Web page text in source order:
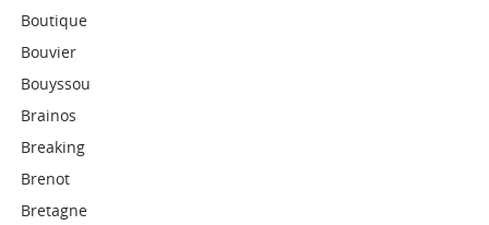
Boutique
Bouvier
Bouyssou
Brainos
Breaking
Brenot
Bretagne